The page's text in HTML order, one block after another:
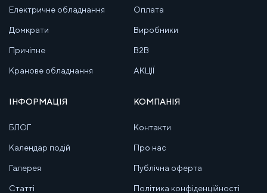
Електричне обладнання
Домкрати
Причіпне
Кранове обладнання
Оплата
Виробники
B2B
АКЦІЇ
ІНФОРМАЦІЯ
БЛОГ
Календар подій
Галерея
Статті
КОМПАНІЯ
Контакти
Про нас
Публічна оферта
Політика конфіденційності